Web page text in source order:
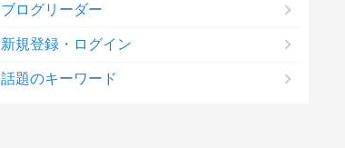
ブログリーダー
新規登録・ログイン
話題のキーワード